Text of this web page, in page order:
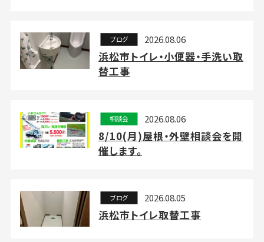
ブログ 2026.08.06
浜松市トイレ・小便器・手洗い取
替工事
相談会 2026.08.06
8/10(月)屋根・外壁相談会を開
催します。
ブログ 2026.08.05
浜松市トイレ取替工事